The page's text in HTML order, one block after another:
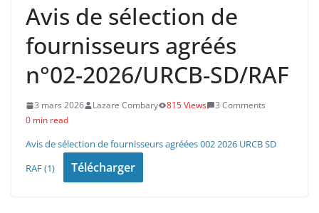
Avis de sélection de
fournisseurs agréés
n°02-2026/URCB-SD/RAF
3 mars 2026 Lazare Combary 815 Views
3 Comments
0 min read
Avis de sélection de fournisseurs agréées 002 2026 URCB SD
RAF (1)
Télécharger